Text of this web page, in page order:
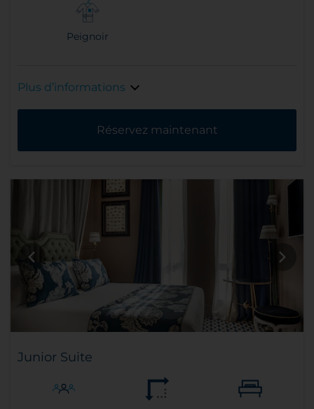
Peignoir
Plus d’informations
Réservez maintenant
Junior Suite